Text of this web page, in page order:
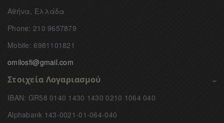
Αθήνα, Ελλάδα
Phone: 210 9657879
Mobile: 6981101821
omilosfi@gmail.com
Στοιχεία Λογαριασμού
IBAN: GR58 0140 1430 1430 0210 1064 040
Alphabank 143-0021-01-064-040